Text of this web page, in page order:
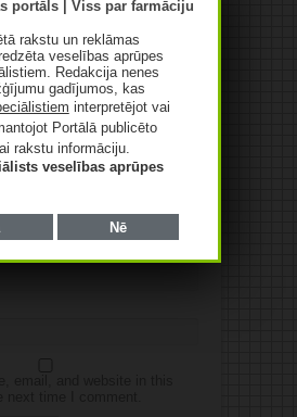
netiks
rakstu un reklāmas
veselības aprūpes
Redakcija nenes
gadījumos, kas
interpretējot vai
Portālā publicēto
rakstu informāciju.
veselības aprūpes
Nē